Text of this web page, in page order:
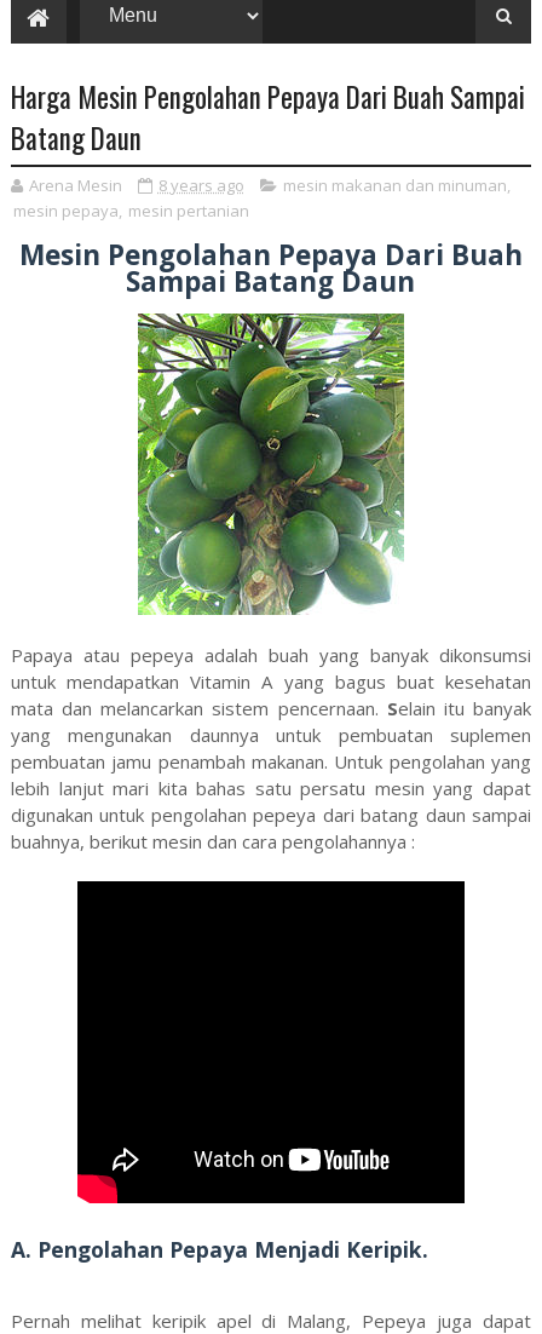
Harga Mesin Pengolahan Pepaya Dari Buah Sampai
Batang Daun
Arena Mesin 8 years ago mesin makanan dan minuman,
mesin pepaya, mesin pertanian
Mesin Pengolahan Pepaya Dari Buah
Sampai Batang Daun
Papaya atau pepeya adalah buah yang banyak dikonsumsi
untuk mendapatkan Vitamin A yang bagus buat kesehatan
mata dan melancarkan sistem pencernaan. Selain itu banyak
yang mengunakan daunnya untuk pembuatan suplemen
pembuatan jamu penambah makanan. Untuk pengolahan yang
lebih lanjut mari kita bahas satu persatu mesin yang dapat
digunakan untuk pengolahan pepeya dari batang daun sampai
buahnya, berikut mesin dan cara pengolahannya :
A. Pengolahan Pepaya Menjadi Keripik.
Pernah melihat keripik apel di Malang, Pepeya juga dapat